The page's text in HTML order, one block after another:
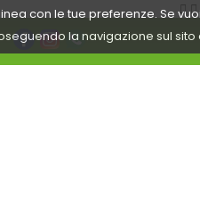
con le tue preferenze. Se
la navigazione sul